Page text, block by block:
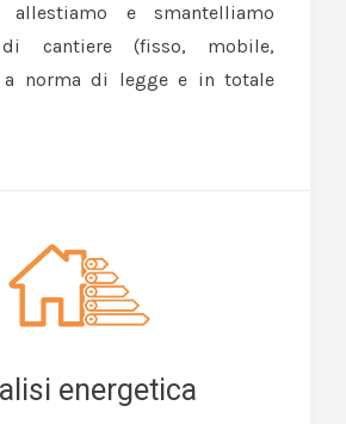
allestiamo e smantelliamo
cantiere (fisso, mobile,
a norma di legge e in totale
energetica